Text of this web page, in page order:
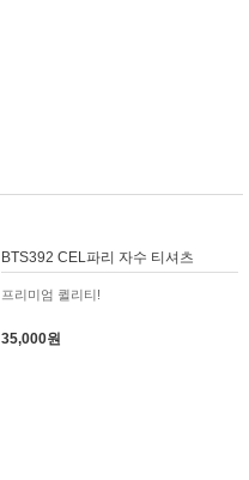
BTS392 CEL파리 자수 티셔츠
프리미엄 퀼리티!
35,000원